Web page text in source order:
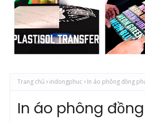
Trang chủ indongphuc In áo phông đồng
In áo phông đồng